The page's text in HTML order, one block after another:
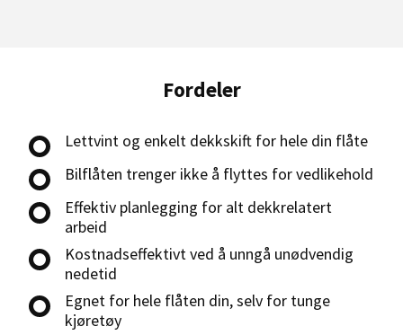
Fordeler
Lettvint og enkelt dekkskift for hele din flåte
Bilflåten trenger ikke å flyttes for vedlikehold
Effektiv planlegging for alt dekkrelatert
arbeid
Kostnadseffektivt ved å unngå unødvendig
nedetid
Egnet for hele flåten din, selv for tunge
kjøretøy